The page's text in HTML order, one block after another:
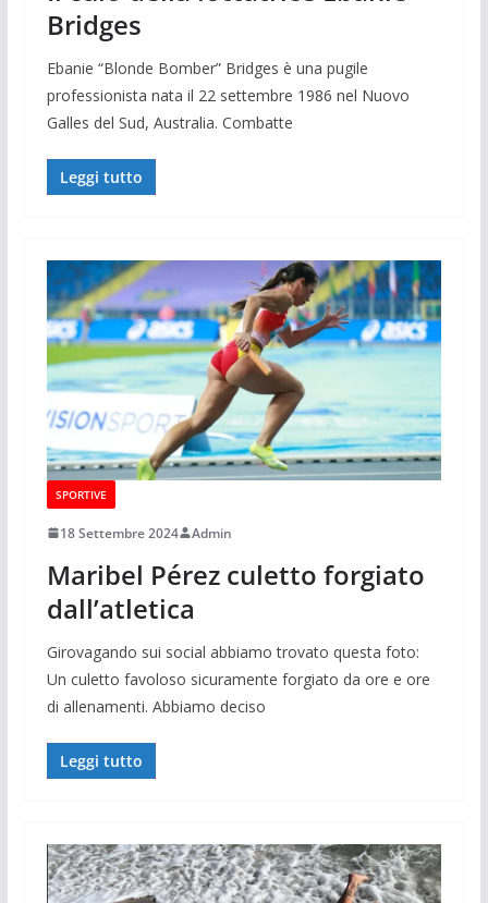
Bridges
Ebanie “Blonde Bomber” Bridges è una pugile
professionista nata il 22 settembre 1986 nel Nuovo
Galles del Sud, Australia. Combatte
Leggi tutto
SPORTIVE
18 Settembre 2024 Admin
Maribel Pérez culetto forgiato
dall’atletica
Girovagando sui social abbiamo trovato questa foto:
Un culetto favoloso sicuramente forgiato da ore e ore
di allenamenti. Abbiamo deciso
Leggi tutto